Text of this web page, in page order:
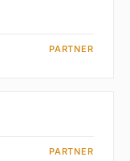
PARTNER
PARTNER